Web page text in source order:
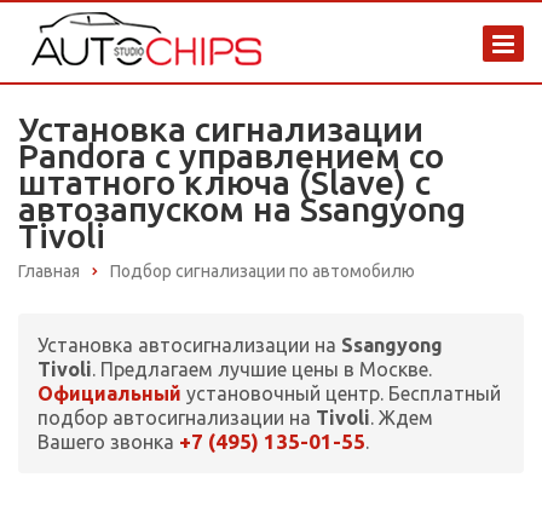
Установка сигнализации
Pandora с управлением со
штатного ключа (Slave) с
автозапуском на Ssangyong
Tivoli
Главная Подбор сигнализации по автомобилю
Установка автосигнализации на Ssangyong
Tivoli. Предлагаем лучшие цены в Москве.
Официальный установочный центр. Бесплатный
подбор автосигнализации на Tivoli. Ждем
Вашего звонка +7 (495) 135-01-55.